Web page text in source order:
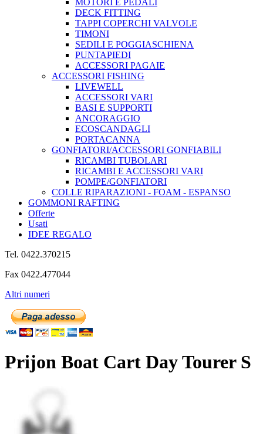
MOTORI E PEDALI
DECK FITTING
TAPPI COPERCHI VALVOLE
TIMONI
SEDILI E POGGIASCHIENA
PUNTAPIEDI
ACCESSORI PAGAIE
ACCESSORI FISHING
LIVEWELL
ACCESSORI VARI
BASI E SUPPORTI
ANCORAGGIO
ECOSCANDAGLI
PORTACANNA
GONFIATORI/ACCESSORI GONFIABILI
RICAMBI TUBOLARI
RICAMBI E ACCESSORI VARI
POMPE/GONFIATORI
COLLE RIPARAZIONI - FOAM - ESPANSO
GOMMONI RAFTING
Offerte
Usati
IDEE REGALO
Tel. 0422.370215
Fax 0422.477044
Altri numeri
Prijon Boat Cart Day Tourer S